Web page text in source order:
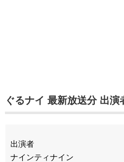
ぐるナイ 最新放送分 出演
出演者
ナインティナイン